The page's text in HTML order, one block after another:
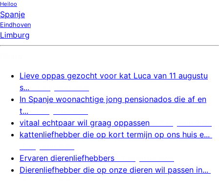
Heiloo
Spanje
Eindhoven
Limburg
Lieve oppas gezocht voor kat Luca van 11 augustu
s...
In Spanje woonachtige jong pensionados die af en
t...
vitaal echtpaar wil graag oppassen
kattenliefhebber die op kort termijn op ons huis e...
Ervaren dierenliefhebbers
Dierenliefhebber die op onze dieren wil passen in...